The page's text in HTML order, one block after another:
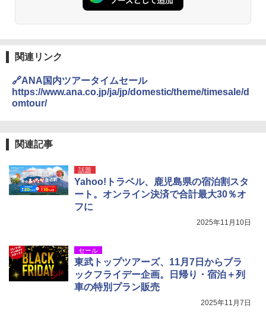
DEWEL パラソル 大型 ビーチ アウトドアパ
￥6,459
防災用品 長期保存可能 緊急時用 日本国内発
送
￥3,680
USB充電式 高精度 超長距離照射 長時間使用
可能 安全ロック付き 高安全性 金属製耐久 コ
ンパクト多機能設計 持ち運び便利 アウトド
ア/オフィス/教育現場/展示会用 緑
関連リンク
🔗ANA国内ツアータイムセール
https://www.ana.co.jp/ja/jp/domestic/theme/timesale/d
omtour/
関連記事
話題
Yahoo!トラベル、鹿児島県の宿泊割スタ
ート。オンライン決済で合計最大30％オ
フに
2025年11月10日
セール
東武トップツアーズ、11月7日からブラ
ックフライデー企画。日帰り・宿泊＋列
車の特別プラン販売
2025年11月7日